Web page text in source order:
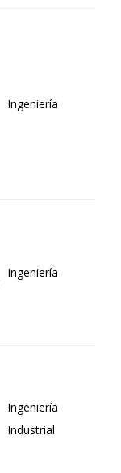
Ingeniería
Ingeniería
Ingeniería
Industrial